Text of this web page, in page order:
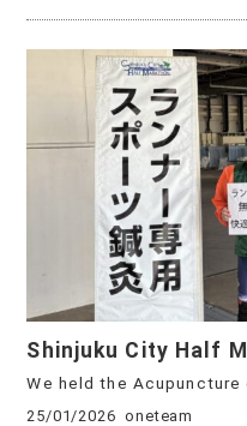
Shinjuku City Half
We held the Acupuncture
25/01/2026 oneteam